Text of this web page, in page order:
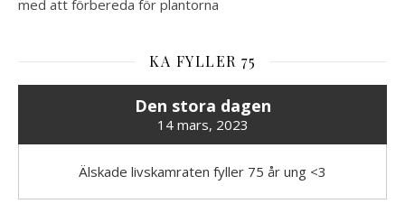
med att förbereda för plantorna
KA FYLLER 75
Den stora dagen
14 mars, 2023
Älskade livskamraten fyller 75 år ung <3